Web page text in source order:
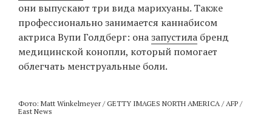
они выпускают три вида марихуаны. Также
профессионально занимается каннабисом
актриса Вупи Голдберг: оназапустила бренд
медицинской конопли, который помогает
облегчать менструальные боли.
Фото: Matt Winkelmeyer / GETTY IMAGES NORTH AMERICA / AFP /
East News